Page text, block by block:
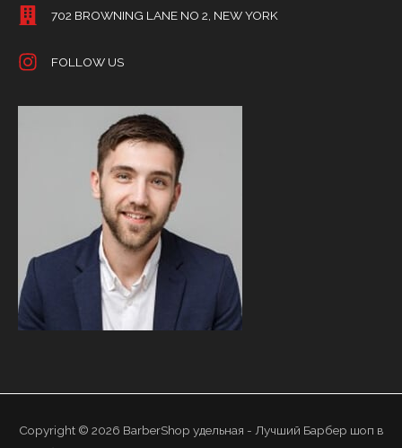
702 BROWNING LANE NO 2, NEW YORK
FOLLOW US
Copyright © 2026 BarberShop удельная - Лучший Барбер шоп в